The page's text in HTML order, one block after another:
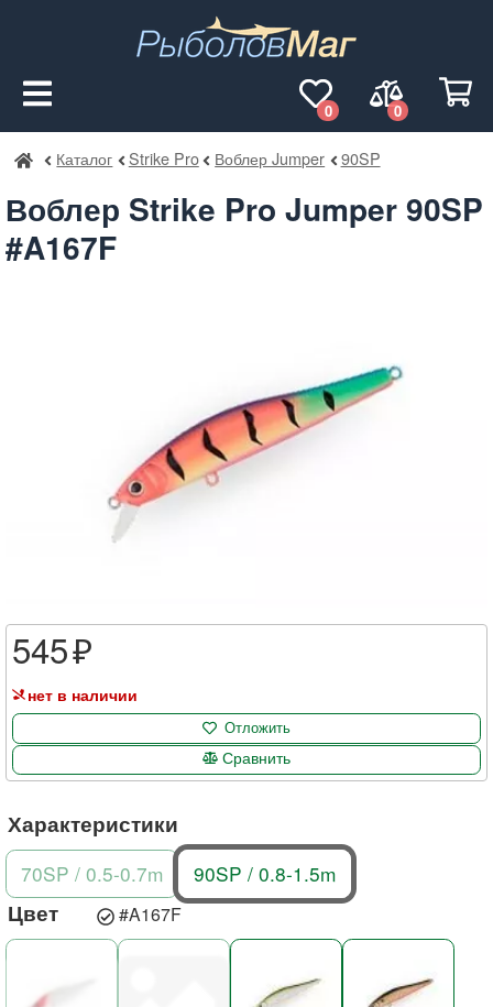
0
0
РыболовМаг
Каталог Strike Pro Воблер Jumper 90SP
Воблер Strike Pro Jumper 90SP
#A167F
Характеристики
70SP / 0.5-0.7m 90SP / 0.8-1.5m
Цвет #A167F
545
нет в наличии
Отложить
Сравнить